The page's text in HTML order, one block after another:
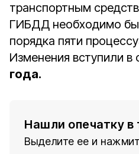
транспортным
ГИБДД необходимо
порядка пяти
Изменения вступили в
года.
Нашли опечатку в
Выделите ее и